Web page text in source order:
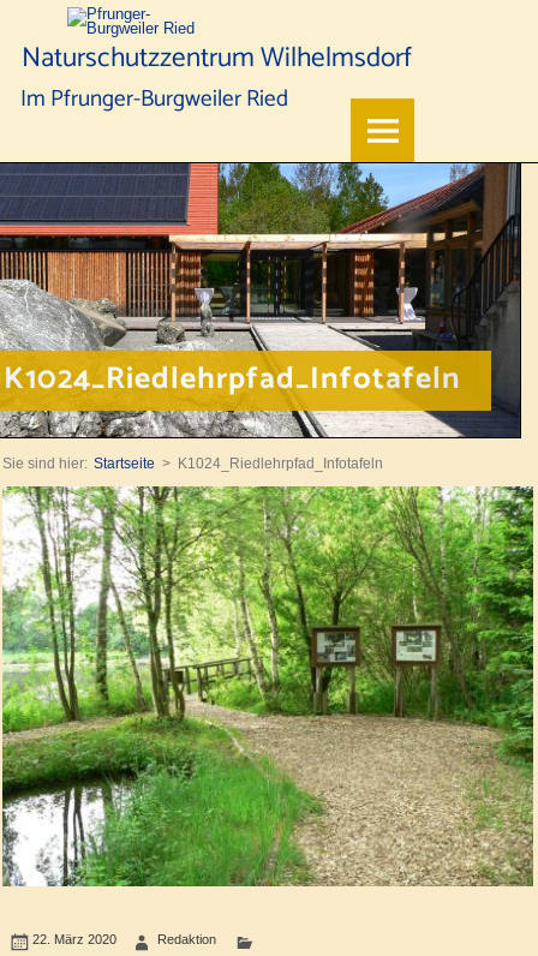
Naturschutzzentrum Wilhelmsdorf
Im Pfrunger-Burgweiler Ried
K1024_Riedlehrpfad_Infotafeln
Sie sind hier: Startseite K1024_Riedlehrpfad_Infotafeln
22. März 2020 Redaktion